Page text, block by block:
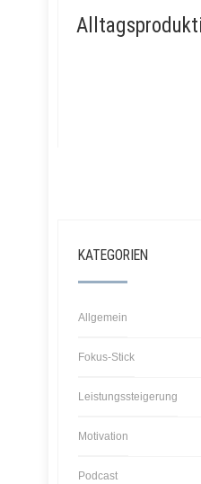
KATEGORIEN
Allgemein
Fokus-Stick
Leistungssteigerung
Motivation
Podcast